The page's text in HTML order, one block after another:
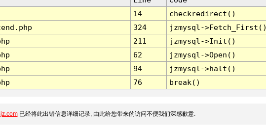
14
checkredirect()
324
jzmysql-
211
jzmysql->Init()
62
jzmysql->Open()
94
jzmysql->halt()
76 break()
已经将此出错信息详细记录, 由此给您带来的访问不便我们深感歉意.